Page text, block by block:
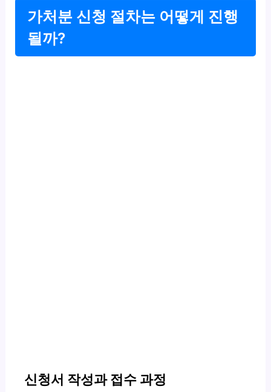
가처분 신청 절차는 어떻게 진행
될까?
신청서 작성과 접수 과정